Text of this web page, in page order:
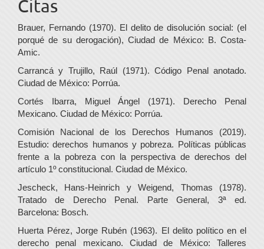
Citas
Brauer, Fernando (1970). El delito de disolución social: (el
porqué de su derogación), Ciudad de México: B. Costa-
Amic.
Carrancá y Trujillo, Raúl (1971). Código Penal anotado.
Ciudad de México: Porrúa.
Cortés Ibarra, Miguel Ángel (1971). Derecho Penal
Mexicano. Ciudad de México: Porrúa.
Comisión Nacional de los Derechos Humanos (2019).
Estudio: derechos humanos y pobreza. Políticas públicas
frente a la pobreza con la perspectiva de derechos del
artículo 1º constitucional. Ciudad de México.
Jescheck, Hans-Heinrich y Weigend, Thomas (1978).
Tratado de Derecho Penal. Parte General, 3ª ed.
Barcelona: Bosch.
Huerta Pérez, Jorge Rubén (1963). El delito político en el
derecho penal mexicano. Ciudad de México: Talleres